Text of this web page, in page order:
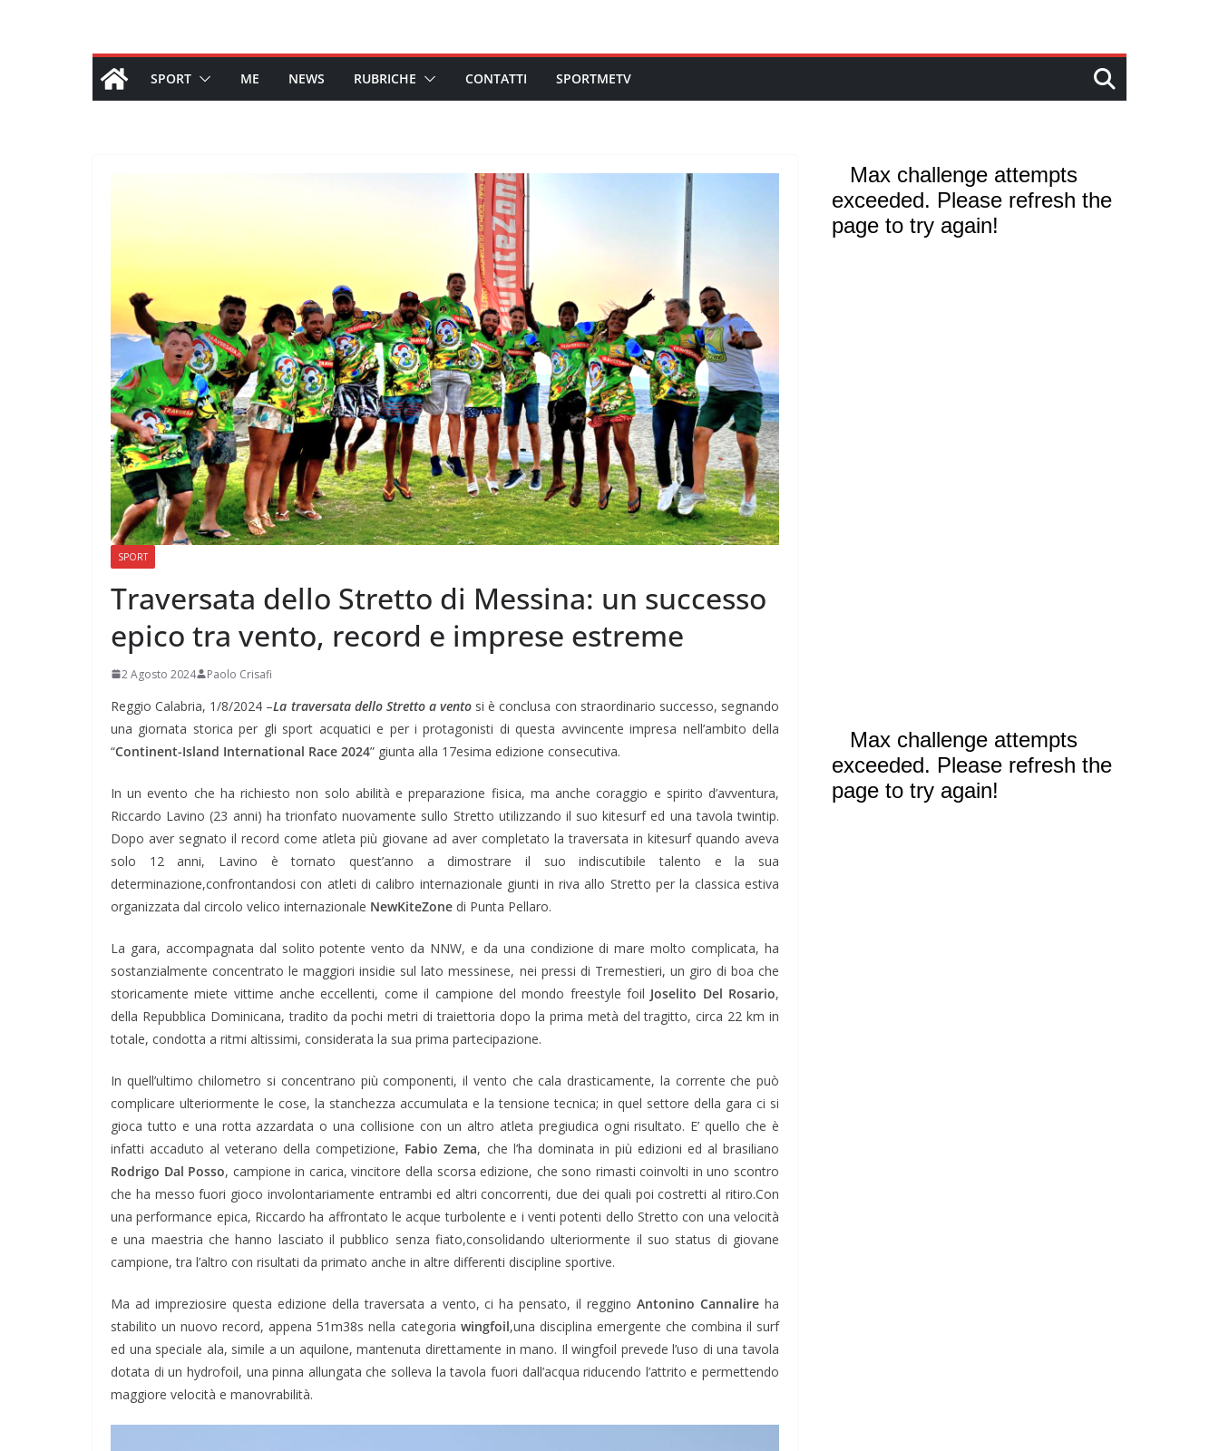
SPORT ME NEWS RUBRICHE CONTATTI SPORTMETV
SPORT
Traversata dello Stretto di Messina: un successo
epico tra vento, record e imprese estreme
2 Agosto 2024 Paolo Crisafi
Reggio Calabria, 1/8/2024 –La traversata dello Stretto a vento si è conclusa con straordinario successo, segnando
una giornata storica per gli sport acquatici e per i protagonisti di questa avvincente impresa nell’ambito della
“Continent-Island International Race 2024” giunta alla 17esima edizione consecutiva.
In un evento che ha richiesto non solo abilità e preparazione fisica, ma anche coraggio e spirito d’avventura,
Riccardo Lavino (23 anni) ha trionfato nuovamente sullo Stretto utilizzando il suo kitesurf ed una tavola twintip.
Dopo aver segnato il record come atleta più giovane ad aver completato la traversata in kitesurf quando aveva
solo 12 anni, Lavino è tornato quest’anno a dimostrare il suo indiscutibile talento e la sua
determinazione,confrontandosi con atleti di calibro internazionale giunti in riva allo Stretto per la classica estiva
organizzata dal circolo velico internazionale NewKiteZone di Punta Pellaro.
La gara, accompagnata dal solito potente vento da NNW, e da una condizione di mare molto complicata, ha
sostanzialmente concentrato le maggiori insidie sul lato messinese, nei pressi di Tremestieri, un giro di boa che
storicamente miete vittime anche eccellenti, come il campione del mondo freestyle foil Joselito Del Rosario,
della Repubblica Dominicana, tradito da pochi metri di traiettoria dopo la prima metà del tragitto, circa 22 km in
totale, condotta a ritmi altissimi, considerata la sua prima partecipazione.
In quell’ultimo chilometro si concentrano più componenti, il vento che cala drasticamente, la corrente che può
complicare ulteriormente le cose, la stanchezza accumulata e la tensione tecnica; in quel settore della gara ci si
gioca tutto e una rotta azzardata o una collisione con un altro atleta pregiudica ogni risultato. E’ quello che è
infatti accaduto al veterano della competizione, Fabio Zema, che l’ha dominata in più edizioni ed al brasiliano
Rodrigo Dal Posso, campione in carica, vincitore della scorsa edizione, che sono rimasti coinvolti in uno scontro
che ha messo fuori gioco involontariamente entrambi ed altri concorrenti, due dei quali poi costretti al ritiro.Con
una performance epica, Riccardo ha affrontato le acque turbolente e i venti potenti dello Stretto con una velocità
e una maestria che hanno lasciato il pubblico senza fiato,consolidando ulteriormente il suo status di giovane
campione, tra l’altro con risultati da primato anche in altre differenti discipline sportive.
Ma ad impreziosire questa edizione della traversata a vento, ci ha pensato, il regginoAntonino Cannalire ha
stabilito un nuovo record, appena 51m38s nella categoria wingfoil,una disciplina emergente che combina il surf
ed una speciale ala, simile a un aquilone, mantenuta direttamente in mano. Il wingfoil prevede l’uso di una tavola
dotata di un hydrofoil, una pinna allungata che solleva la tavola fuori dall’acqua riducendo l’attrito e permettendo
maggiore velocità e manovrabilità.